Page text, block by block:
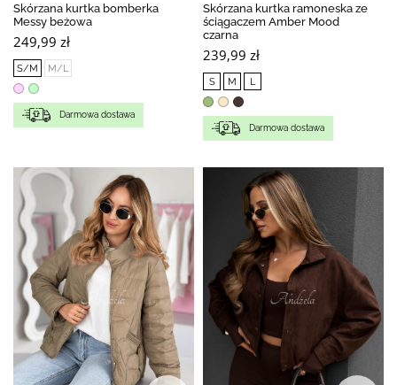
Skórzana kurtka bomberka
Messy beżowa
249,99 zł
S/M M/L
Darmowa dostawa
Skórzana kurtka ramoneska ze
ściągaczem Amber Mood
czarna
239,99 zł
S M L
Darmowa dostawa